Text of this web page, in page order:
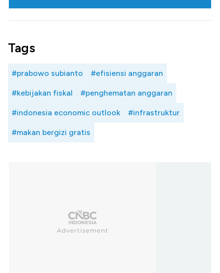
Tags
#prabowo subianto #efisiensi anggaran
#kebijakan fiskal #penghematan anggaran
#indonesia economic outlook #infrastruktur
#makan bergizi gratis